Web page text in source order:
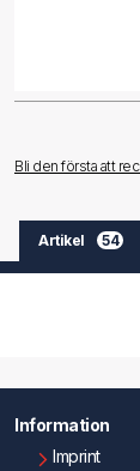
Bli den första att
Artikel 54
Information
Imprint